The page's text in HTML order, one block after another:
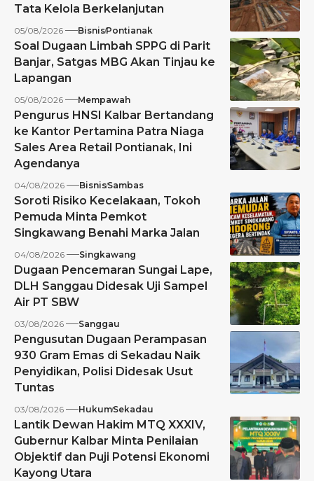
Tata Kelola Berkelanjutan
05/08/2026 BisnisPontianak
Soal Dugaan Limbah SPPG di Parit
Banjar, Satgas MBG Akan Tinjau ke
Lapangan
05/08/2026 Mempawah
Pengurus HNSI Kalbar Bertandang
ke Kantor Pertamina Patra Niaga
Sales Area Retail Pontianak, Ini
Agendanya
04/08/2026 BisnisSambas
Soroti Risiko Kecelakaan, Tokoh
Pemuda Minta Pemkot
Singkawang Benahi Marka Jalan
04/08/2026 Singkawang
Dugaan Pencemaran Sungai Lape,
DLH Sanggau Didesak Uji Sampel
Air PT SBW
03/08/2026 Sanggau
Pengusutan Dugaan Perampasan
930 Gram Emas di Sekadau Naik
Penyidikan, Polisi Didesak Usut
Tuntas
03/08/2026 HukumSekadau
Lantik Dewan Hakim MTQ XXXIV,
Gubernur Kalbar Minta Penilaian
Objektif dan Puji Potensi Ekonomi
Kayong Utara